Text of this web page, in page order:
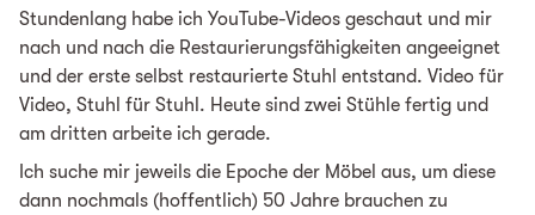
Stundenlang habe ich YouTube-Videos geschaut und mir
nach und nach die Restaurierungsfähigkeiten angeeignet
und der erste selbst restaurierte Stuhl entstand. Video für
Video, Stuhl für Stuhl. Heute sind zwei Stühle fertig und
am dritten arbeite ich gerade.
Ich suche mir jeweils die Epoche der Möbel aus, um diese
dann nochmals (hoffentlich) 50 Jahre brauchen zu